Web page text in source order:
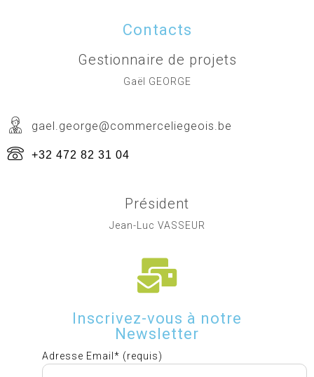
Contacts
Gestionnaire de projets
Gaël GEORGE
gael.george@commerceliegeois.be
+32 472 82 31 04
Président
Jean-Luc VASSEUR
Inscrivez-vous à notre
Newsletter
Adresse Email* (requis)